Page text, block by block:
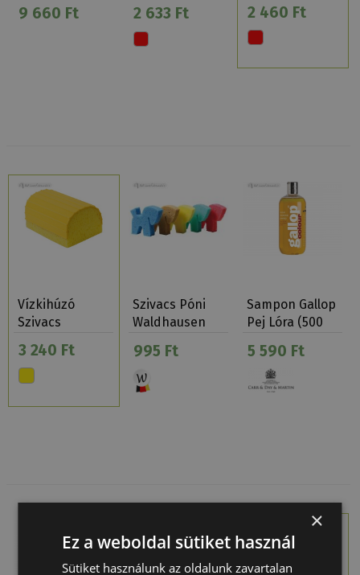
9 660 Ft 2 633 Ft 2 460 Ft
Vízkihúzó
Szivacs
3 240 Ft
Szivacs Póni
Waldhausen
995 Ft
Sampon Gallop
Pej Lóra (500
5 590 Ft
×
Ez a weboldal sütiket használ
Sütiket használunk az oldalunk zavartalan